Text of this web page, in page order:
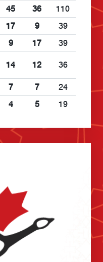
45 36
110
17 9
39
9 17
39
14 12 36
7 7
24
4 5 19